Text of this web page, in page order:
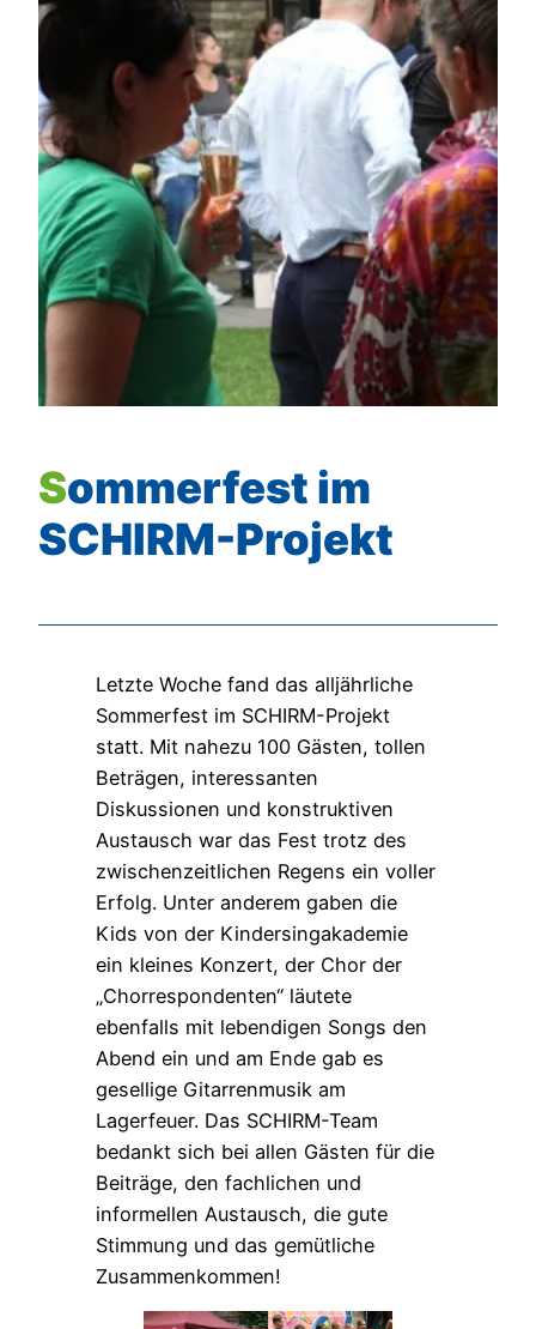
Sommerfest im
SCHIRM-Projekt
Letzte Woche fand das alljährliche
Sommerfest im SCHIRM-Projekt
statt. Mit nahezu 100 Gästen, tollen
Beträgen, interessanten
Diskussionen und konstruktiven
Austausch war das Fest trotz des
zwischenzeitlichen Regens ein voller
Erfolg. Unter anderem gaben die
Kids von der Kindersingakademie
ein kleines Konzert, der Chor der
„Chorrespondenten“ läutete
ebenfalls mit lebendigen Songs den
Abend ein und am Ende gab es
gesellige Gitarrenmusik am
Lagerfeuer. Das SCHIRM-Team
bedankt sich bei allen Gästen für die
Beiträge, den fachlichen und
informellen Austausch, die gute
Stimmung und das gemütliche
Zusammenkommen!